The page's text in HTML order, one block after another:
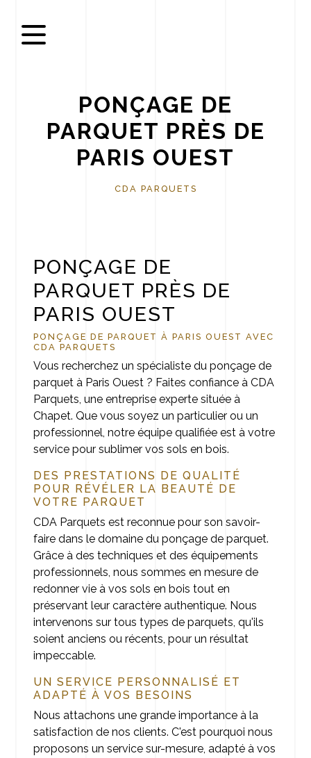
PONÇAGE DE
PARQUET PRÈS DE
PARIS OUEST
CDA PARQUETS
PONÇAGE DE
PARQUET PRÈS DE
PARIS OUEST
PONÇAGE DE PARQUET À PARIS OUEST AVEC
CDA PARQUETS
Vous recherchez un spécialiste du ponçage de
parquet à Paris Ouest ? Faites confiance à CDA
Parquets, une entreprise experte située à
Chapet. Que vous soyez un particulier ou un
professionnel, notre équipe qualifiée est à votre
service pour sublimer vos sols en bois.
DES PRESTATIONS DE QUALITÉ
POUR RÉVÉLER LA BEAUTÉ DE
VOTRE PARQUET
CDA Parquets est reconnue pour son savoir-
faire dans le domaine du ponçage de parquet.
Grâce à des techniques et des équipements
professionnels, nous sommes en mesure de
redonner vie à vos sols en bois tout en
préservant leur caractère authentique. Nous
intervenons sur tous types de parquets, qu'ils
soient anciens ou récents, pour un résultat
impeccable.
UN SERVICE PERSONNALISÉ ET
ADAPTÉ À VOS BESOINS
Nous attachons une grande importance à la
satisfaction de nos clients. C'est pourquoi nous
proposons un service sur-mesure, adapté à vos